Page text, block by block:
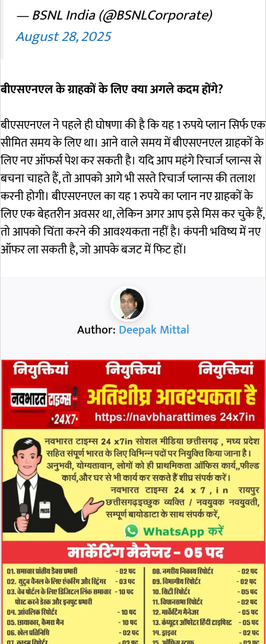
— BSNL India (@BSNLCorporate)
August 28, 2025
बीएसएनएल के ग्राहकों के लिए क्या अगले कदम होंगे?
बीएसएनएल ने पहले ही घोषणा की है कि यह 1 रुपये प्लान सिर्फ एक
सीमित समय के लिए था। आने वाले समय में बीएसएनएल ग्राहकों के
लिए नए ऑफर्स पेश कर सकती है। यदि आप महंगे रिचार्ज प्लान्स से
बचना चाहते हैं, तो आपको आगे भी सस्ते रिचार्ज प्लान्स की तलाश
करनी होगी। बीएसएनएल का यह 1 रुपये का प्लान नए ग्राहकों के
लिए एक बेहतरीन अवसर था, लेकिन अगर आप इसे मिस कर चुके हैं,
तो आपको चिंता करने की आवश्यकता नहीं है। कंपनी भविष्य में नए
ऑफर ला सकती है, जो आपके बजट में फिट हों।
Author: Deepak Mittal